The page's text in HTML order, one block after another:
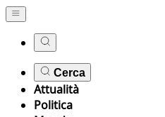
Cerca
Attualità
Politica